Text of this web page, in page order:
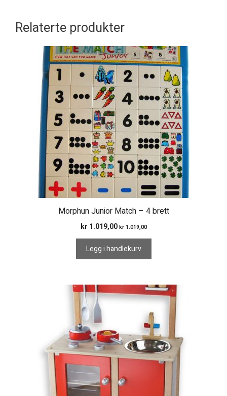
Relaterte produkter
Morphun Junior Match – 4 brett
kr 1.019,00 kr1.019,00
Legg i handlekurv